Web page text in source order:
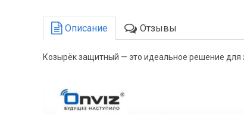
Описание Отзывы
Козырёк защитный — это идеальное решение для